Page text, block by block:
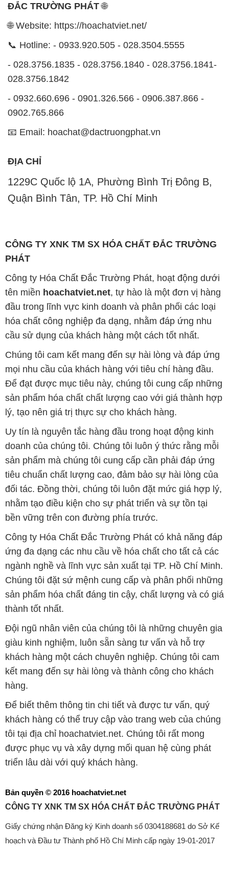
ĐẮC TRƯỜNG PHÁT🌐
🌐 Website: https://hoachatviet.net/
📞 Hotline: - 0933.920.505 - 028.3504.5555
- 028.3756.1835 - 028.3756.1840 - 028.3756.1841-
028.3756.1842
- 0932.660.696 - 0901.326.566 - 0906.387.866 -
0902.765.866
📧 Email: hoachat@dactruongphat.vn
ĐỊA CHỈ
1229C Quốc lộ 1A, Phường Bình Trị Đông B,
Quận Bình Tân, TP. Hồ Chí Minh
CÔNG TY XNK TM SX HÓA CHẤT ĐẮC TRƯỜNG
PHÁT
Công ty Hóa Chất Đắc Trường Phát, hoạt động dưới
tên miền hoachatviet.net, tự hào là một đơn vị hàng
đầu trong lĩnh vực kinh doanh và phân phối các loại
hóa chất công nghiệp đa dạng, nhằm đáp ứng nhu
cầu sử dụng của khách hàng một cách tốt nhất.
Chúng tôi cam kết mang đến sự hài lòng và đáp ứng
mọi nhu cầu của khách hàng với tiêu chí hàng đầu.
Để đạt được mục tiêu này, chúng tôi cung cấp những
sản phẩm hóa chất chất lượng cao với giá thành hợp
lý, tạo nên giá trị thực sự cho khách hàng.
Uy tín là nguyên tắc hàng đầu trong hoạt động kinh
doanh của chúng tôi. Chúng tôi luôn ý thức rằng mỗi
sản phẩm mà chúng tôi cung cấp cần phải đáp ứng
tiêu chuẩn chất lượng cao, đảm bảo sự hài lòng của
đối tác. Đồng thời, chúng tôi luôn đặt mức giá hợp lý,
nhằm tạo điều kiện cho sự phát triển và sự tồn tại
bền vững trên con đường phía trước.
Công ty Hóa Chất Đắc Trường Phát có khả năng đáp
ứng đa dạng các nhu cầu về hóa chất cho tất cả các
ngành nghề và lĩnh vực sản xuất tại TP. Hồ Chí Minh.
Chúng tôi đặt sứ mệnh cung cấp và phân phối những
sản phẩm hóa chất đáng tin cậy, chất lượng và có giá
thành tốt nhất.
Đội ngũ nhân viên của chúng tôi là những chuyên gia
giàu kinh nghiệm, luôn sẵn sàng tư vấn và hỗ trợ
khách hàng một cách chuyên nghiệp. Chúng tôi cam
kết mang đến sự hài lòng và thành công cho khách
hàng.
Để biết thêm thông tin chi tiết và được tư vấn, quý
khách hàng có thể truy cập vào trang web của chúng
tôi tại địa chỉ hoachatviet.net. Chúng tôi rất mong
được phục vụ và xây dựng mối quan hệ cùng phát
triển lâu dài với quý khách hàng.
Bản quyền © 2016 hoachatviet.net
CÔNG TY XNK TM SX HÓA CHẤT ĐẮC TRƯỜNG PHÁT
Giấy chứng nhận Đăng ký Kinh doanh số 0304188681 do Sở Kế
hoạch và Đầu tư Thành phố Hồ Chí Minh cấp ngày 19-01-2017